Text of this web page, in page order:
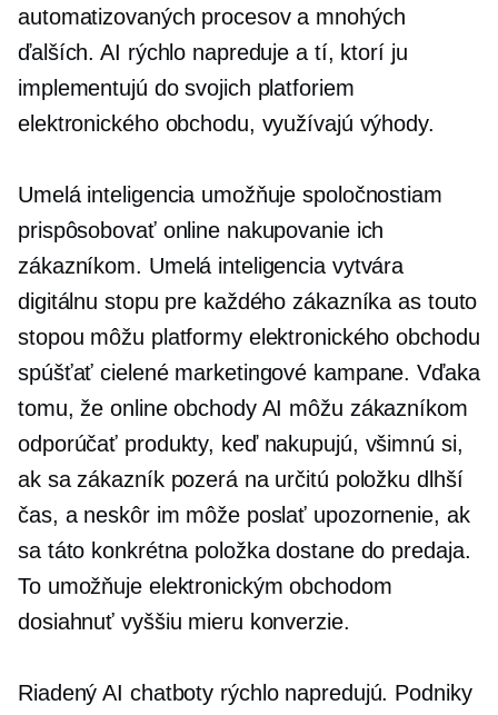
automatizovaných procesov a mnohých
ďalších. AI rýchlo napreduje a tí, ktorí ju
implementujú do svojich platforiem
elektronického obchodu, využívajú výhody.
Umelá inteligencia umožňuje spoločnostiam
prispôsobovať online nakupovanie ich
zákazníkom. Umelá inteligencia vytvára
digitálnu stopu pre každého zákazníka as touto
stopou môžu platformy elektronického obchodu
spúšťať cielené marketingové kampane. Vďaka
tomu, že online obchody AI môžu zákazníkom
odporúčať produkty, keď nakupujú, všimnú si,
ak sa zákazník pozerá na určitú položku dlhší
čas, a neskôr im môže poslať upozornenie, ak
sa táto konkrétna položka dostane do predaja.
To umožňuje elektronickým obchodom
dosiahnuť vyššiu mieru konverzie.
Riadený AI chatboty rýchlo napredujú. Podniky